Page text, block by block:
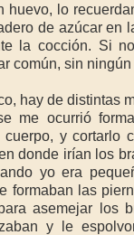
huevo, lo
de azúcar en
la cocción. Si
común, sin ningún
hay de distintas
me ocurrió
y cortarlo
donde irían los
yo era
formaban las
asemejar los
y le